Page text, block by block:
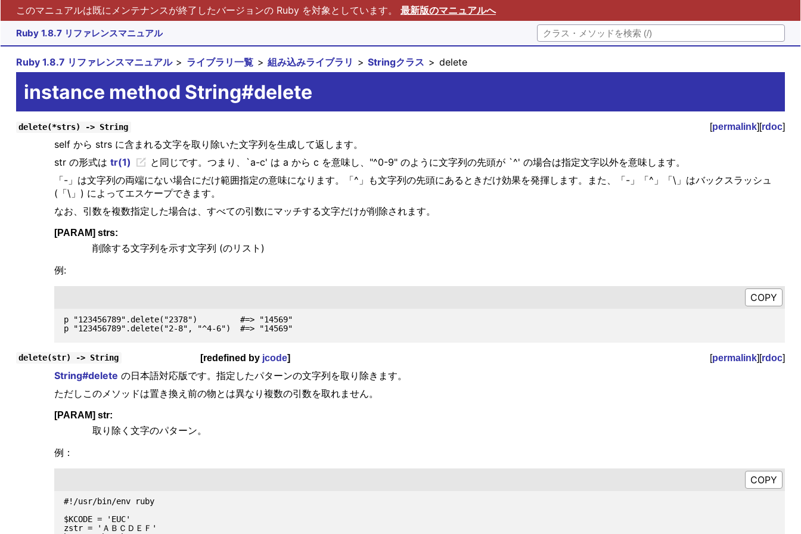
このマニュアルは既にメンテナンスが終了したバージョンの Ruby を対象としています。 最新版のマニュアルへ
Ruby 1.8.7 リファレンスマニュアル
Ruby 1.8.7 リファレンスマニュアル ライブラリ一覧 組み込みライブラリ Stringクラス delete
instance method String#delete
delete(*strs) -> String [permalink][rdoc]
self から strs に含まれる文字を取り除いた文字列を生成して返します。
str の形式は tr(1)
と同じです。つまり、`a-c' は a から c を意味し、"^0-9" のように文字列の先頭が `^' の場合は指定文字以外を意味します。
「-」は文字列の両端にない場合にだけ範囲指定の意味になります。「^」も文字列の先頭にあるときだけ効果を発揮します。また、「-」「^」「\」はバックスラッシュ
(「\」) によってエスケープできます。
なお、引数を複数指定した場合は、すべての引数にマッチする文字だけが削除されます。
[PARAM] strs:
削除する文字列を示す文字列 (のリスト)
例:
p "123456789".delete("2378")         #=> "14569"
delete(str) -> String [permalink][rdoc]
[redefined by jcode]
String#delete の日本語対応版です。指定したパターンの文字列を取り除きます。
ただしこのメソッドは置き換え前の物とは異なり複数の引数を取れません。
[PARAM] str:
取り除く文字のパターン。
例：
#!/usr/bin/env ruby
$KCODE = 'EUC'
zstr = 'ＡＢＣＤＥＦ'